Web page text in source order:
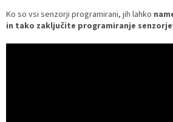
Ko so vsi senzorji programirani, jih lahko
in tako zaključite programiranje